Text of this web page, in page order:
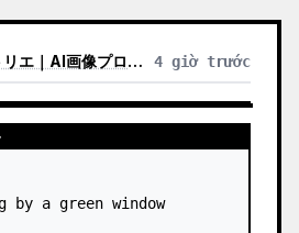
｜AI画像プロンプト 4 giờ trước
by a green window